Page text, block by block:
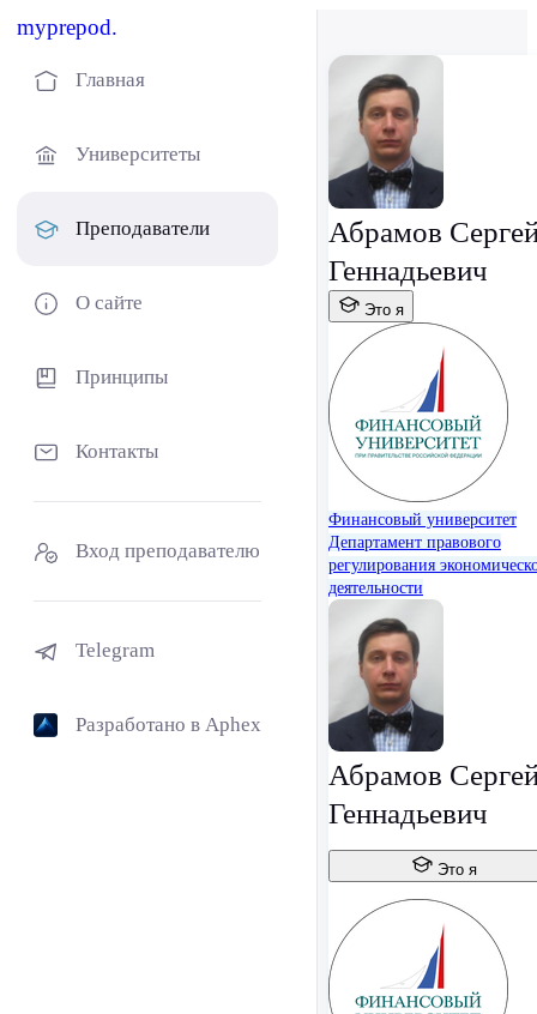
myprepod.
Главная
Университеты
Преподаватели
О сайте
Принципы
Контакты
Вход преподавателю
Telegram
Разработано в Aphex
Абрамов
Геннадьевич
Это я
Финансовый университет
Департамент правового
регулирования
деятельности
Абрамов
Геннадьевич
Это я